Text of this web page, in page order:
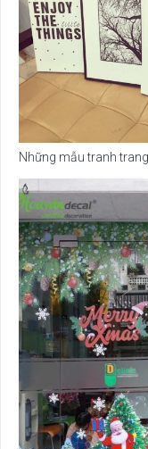
Những mẫu tranh